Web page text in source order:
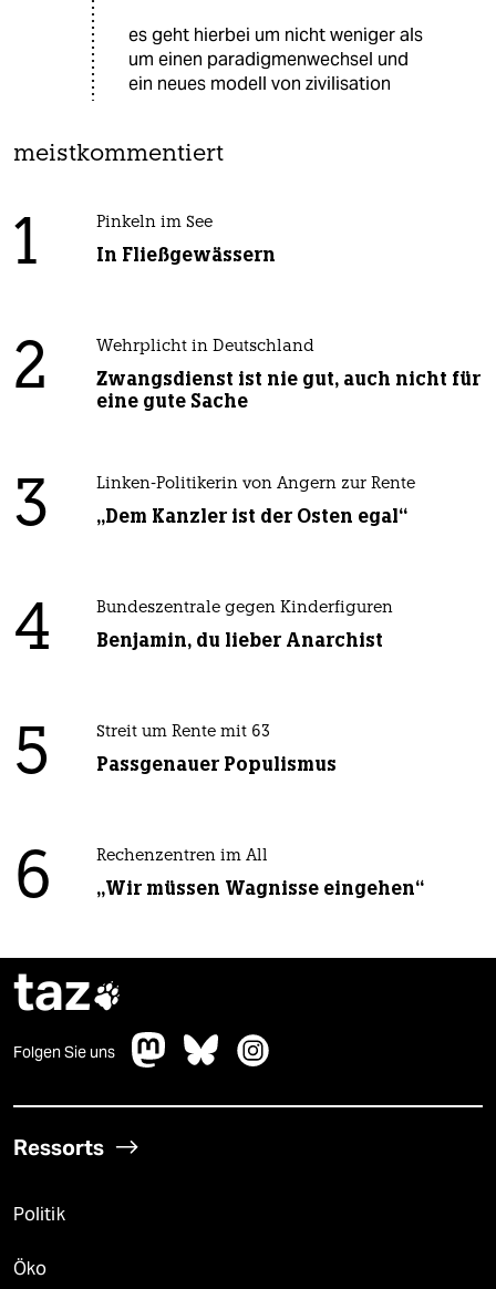
es geht hierbei um nicht weniger als
um einen paradigmenwechsel und
ein neues modell von zivilisation
meistkommentiert
1 Pinkeln im See
In Fließgewässern
2 Wehrplicht in Deutschland
Zwangsdienst ist nie gut, auch nicht für
eine gute Sache
3 Linken-Politikerin von Angern zur Rente
„Dem Kanzler ist der Osten egal“
4 Bundeszentrale gegen Kinderfiguren
Benjamin, du lieber Anarchist
5 Streit um Rente mit 63
Passgenauer Populismus
6 Rechenzentren im All
„Wir müssen Wagnisse eingehen“
taz
Folgen Sie uns
Ressorts
Politik
Öko